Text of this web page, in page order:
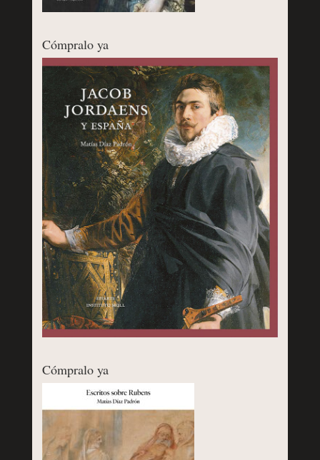
Cómpralo ya
Cómpralo ya